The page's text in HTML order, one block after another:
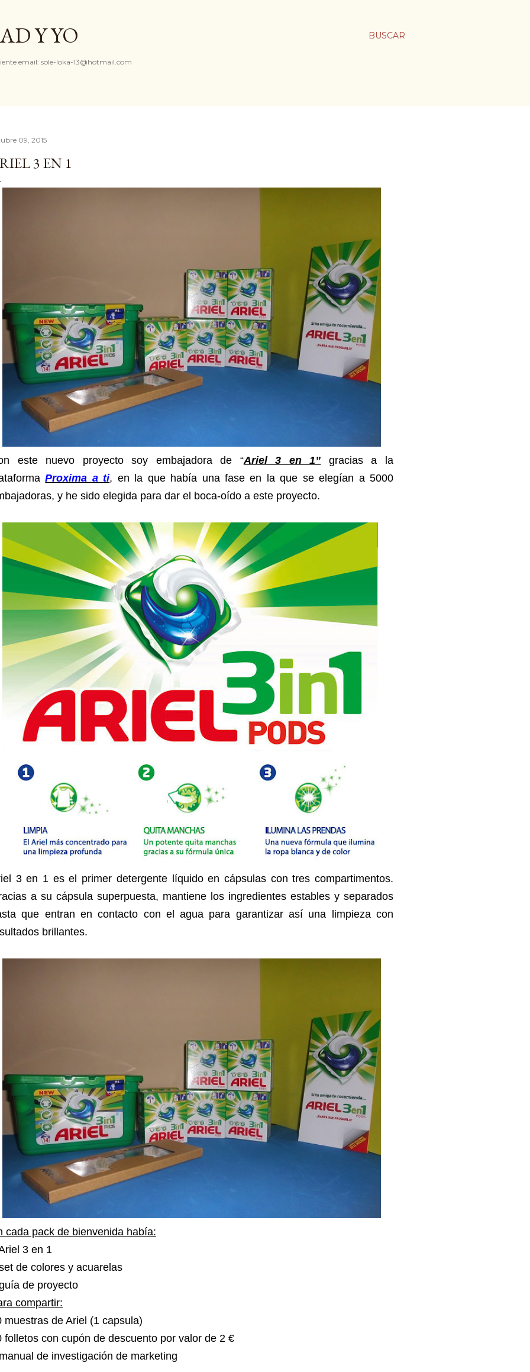
BUSCAR
Y YO
email: sole-loka-13@hotmail.com
09, 2015
3 EN 1
este nuevo proyecto soy embajadora de “Ariel 3 en 1” gracias a la
Proxima a ti, en la que había una fase en la que se elegían a 5000
y he sido elegida para dar el boca-oído a este proyecto.
3 en 1 es el primer detergente líquido en cápsulas con tres compartimentos.
a su cápsula superpuesta, mantiene los ingredientes estables y separados
que entran en contacto con el agua para garantizar así una limpieza con
brillantes.
cada pack de bienvenida había:
3 en 1
de colores y acuarelas
de proyecto
compartir:
muestras de Ariel (1 capsula)
folletos con cupón de descuento por valor de 2 €
de investigación de marketing